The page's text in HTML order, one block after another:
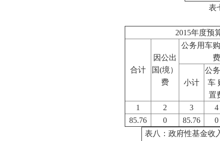
表
2015年度预
合计
因公出
国(境）
费
公务用车
费
小计
公
车
置
1
2 3
4
85.76
0 85.76
0
表八：政府性基金收